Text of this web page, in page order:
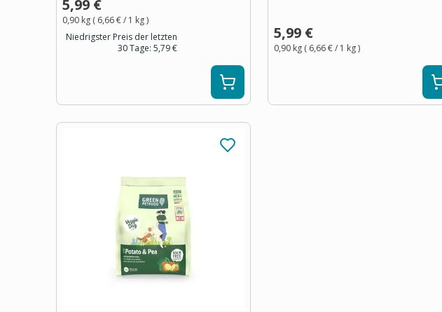
5,99 €
0,90 kg ( 6,66 €/ 1 kg)
Niedrigster Preis der letzten
30 Tage: 5,79 €
5,99 €
0,90 kg ( 6,66 €/ 1 kg)